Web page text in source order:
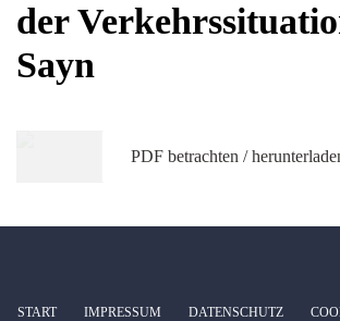
der
Sayn
PDF betrachten /
START IMPRESSUM DATENSCHUTZ